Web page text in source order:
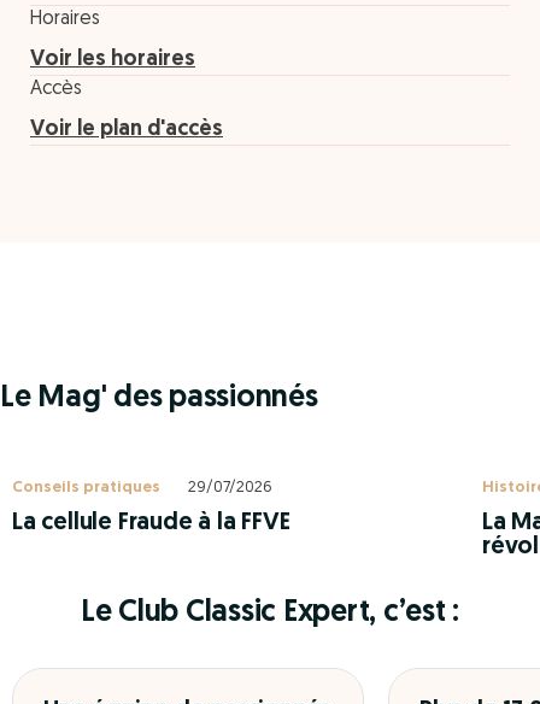
Horaires
Voir les horaires
Accès
Voir le plan d'accès
Le Mag' des passionnés
Conseils pratiques 29/07/2026
La cellule Fraude à la FFVE
La
Le Club Classic Expert, c’est :